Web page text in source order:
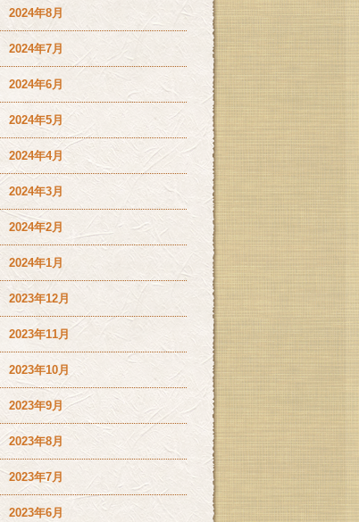
2024年8月
2024年7月
2024年6月
2024年5月
2024年4月
2024年3月
2024年2月
2024年1月
2023年12月
2023年11月
2023年10月
2023年9月
2023年8月
2023年7月
2023年6月